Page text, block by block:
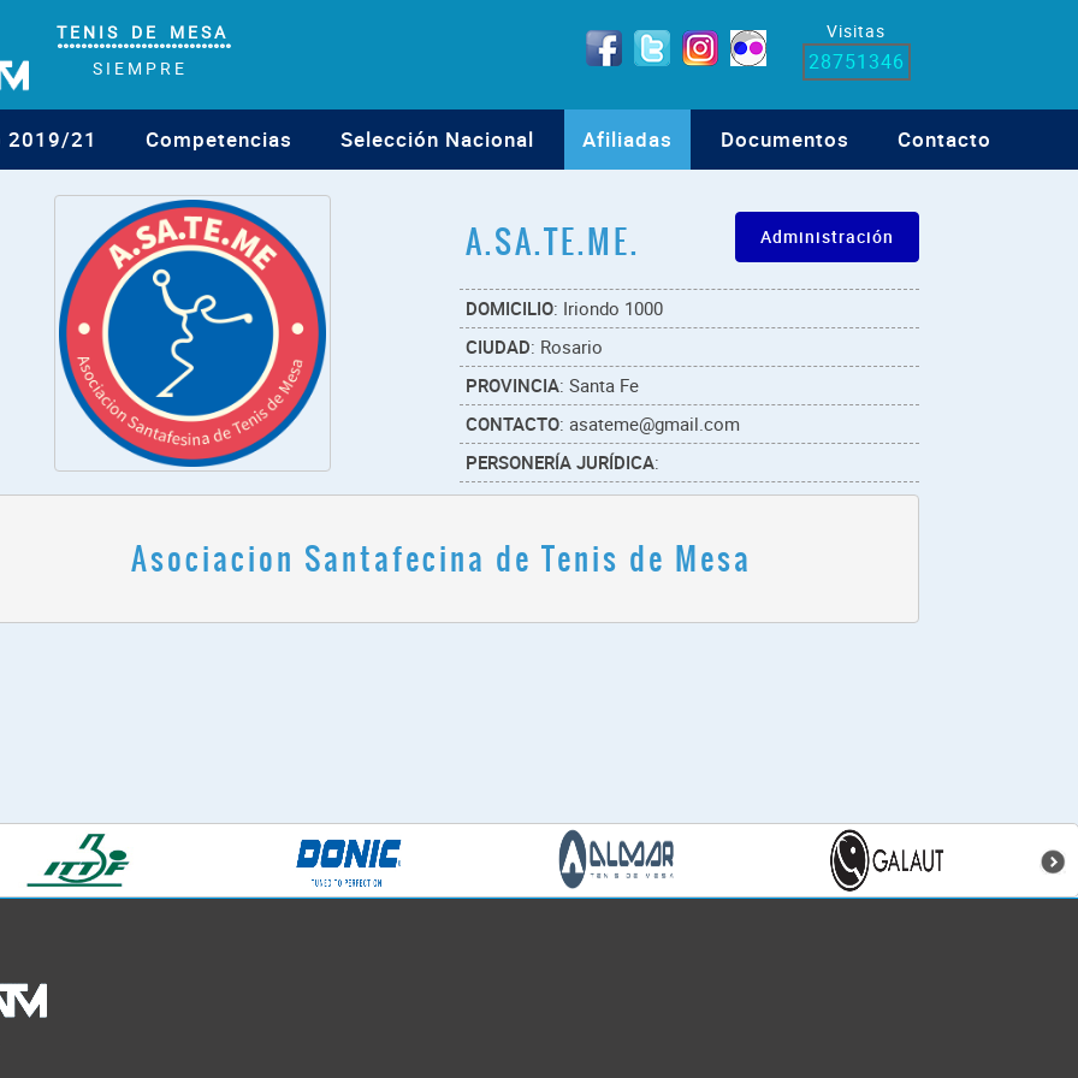
T E N I S D E M E S A
°°°°°°°°°°°°°°°°°°°°°°°°°°°°°
S I E M P R E
Visitas
28751346
2019/21 Competencias Selección Nacional Afiliadas Documentos Contacto
Administración
A.SA.TE.ME.
DOMICILIO: Iriondo 1000
CIUDAD: Rosario
PROVINCIA: Santa Fe
CONTACTO: asateme@gmail.com
PERSONERÍA JURÍDICA:
Asociacion Santafecina de Tenis de Mesa